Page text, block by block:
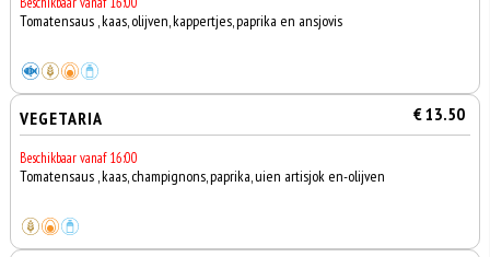
Tomatensaus , kaas, olijven, kappertjes, paprika en ansjovis
VEGETARIA € 13.50
Beschikbaar vanaf 16:00
Tomatensaus , kaas, champignons, paprika, uien artisjok en-olijven